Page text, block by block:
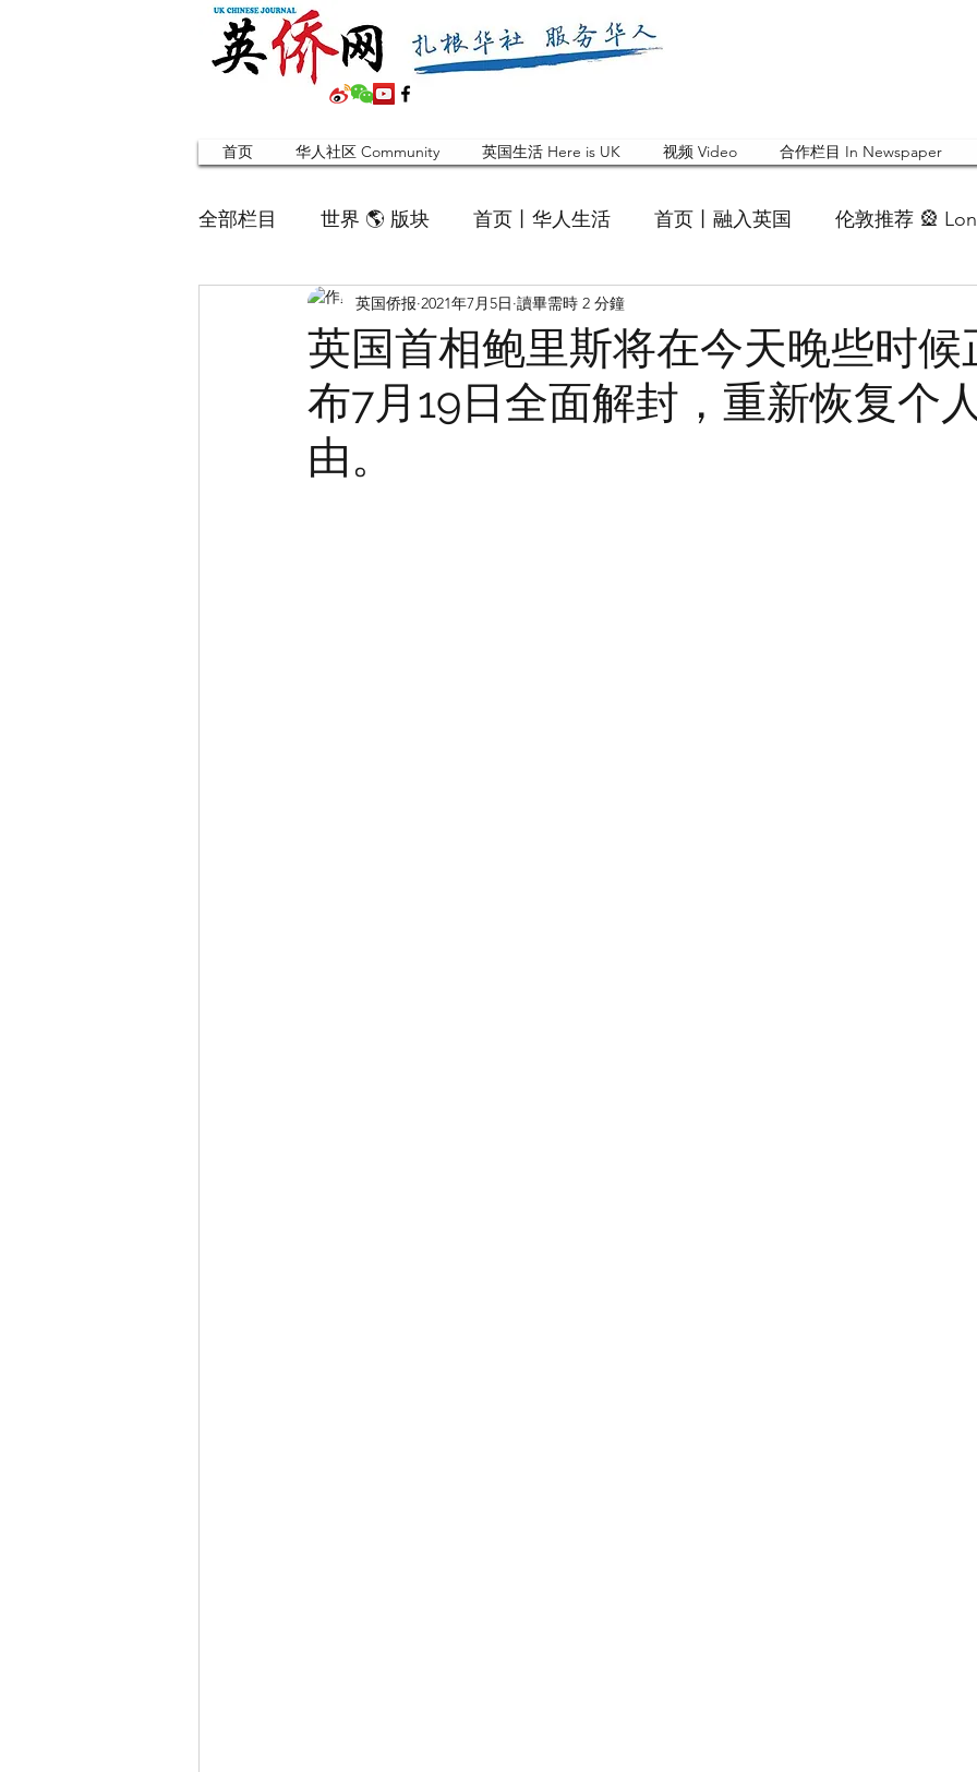
首页 华人社区 Community 英国生活 Here is UK 视频 Video 合作栏目 In Newspaper
全部栏目 世界 🌎 版块 首页丨华人生活 首页丨融入英国 伦敦推荐 🎡
英国脱宅指南 Time out 英国快乐肥宅指南 Cola
寻找组织 Friends 华人专题 Feature 华人人物 Chinese 华人社区
合作栏目 留学生
英国首相鲍里斯将在今天晚些时候
布7月19日全面解封，重新恢复个
由。
英国侨报 2021年7月5日 讀畢需時 2 分鐘